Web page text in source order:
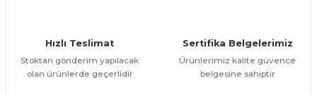
Bu ürüne benzer farklı alternatifler olmalı.
Hızlı Teslimat
Stoktan gönderim yapılacak
olan ürünlerde geçerlidir
Sertifika Belgelerimiz
Ürünlerimiz kalite güvence
belgesine sahiptir